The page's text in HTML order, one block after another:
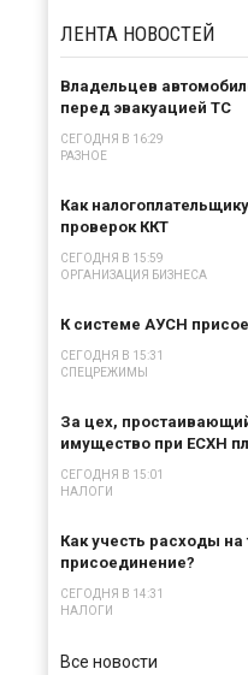
ЛЕНТА НОВОСТЕЙ
Владельцев
перед эвакуацией ТС
СЕГОДНЯ В 16:29
РАЗНОЕ
Как
проверок ККТ
СЕГОДНЯ В 15:59
ОРГАНИЗАЦИЯ БИЗНЕСА
К системе АУСН
СЕГОДНЯ В 15:31
СПЕЦРЕЖИМЫ
За цех,
имущество при ЕСХН
СЕГОДНЯ В 15:01
НАЛОГИ
Как учесть расходы на
присоединение?
СЕГОДНЯ В 14:31
НАЛОГИ
Все новости